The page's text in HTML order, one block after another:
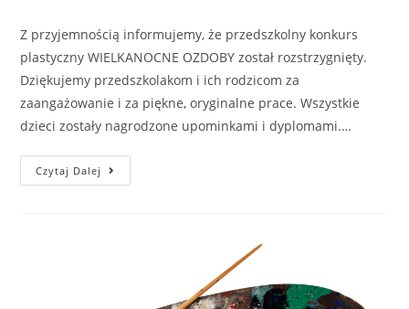
Z przyjemnością informujemy, że przedszkolny konkurs
plastyczny WIELKANOCNE OZDOBY został rozstrzygnięty.
Dziękujemy przedszkolakom i ich rodzicom za
zaangażowanie i za piękne, oryginalne prace. Wszystkie
dzieci zostały nagrodzone upominkami i dyplomami.…
Czytaj Dalej